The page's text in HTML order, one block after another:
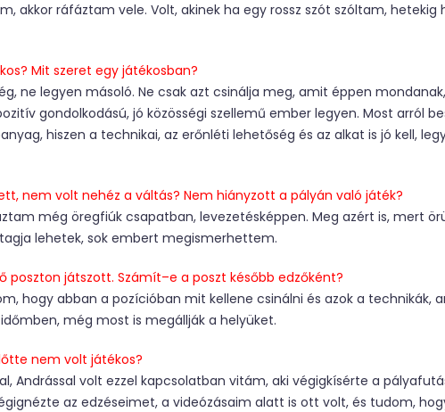
akkor ráfáztam vele. Volt, akinek ha egy rossz szót szóltam, hetekig
Mit szeret egy játékosban?
ne legyen másoló. Ne csak azt csinálja meg, amit éppen
gondolkodású, jó közösségi szellemű ember legyen. Most arról
hiszen a technikai, az erőnléti lehetőség és az alkat is jó kell,
nem volt nehéz a váltás? Nem hiányzott a pályán való játék?
még öregfiúk csapatban, levezetésképpen. Meg azért is, mert
lehetek, sok embert megismerhettem.
poszton játszott. Számít–e a poszt később edzőként?
hogy abban a pozícióban mit kellene csinálni és azok a technikák,
még most is megállják a helyüket.
nem volt játékos?
Andrással volt ezzel kapcsolatban vitám, aki végigkísérte a
az edzéseimet, a videózásaim alatt is ott volt, és tudom,